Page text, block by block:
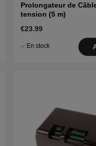
Prolongateur de
tension (5 m)
€23.99
En stock